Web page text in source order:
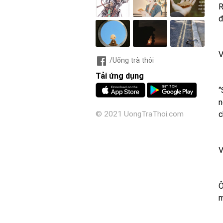
/Uống trà thôi
Tải ứng dụng
© 2021 UongTraThoi.com